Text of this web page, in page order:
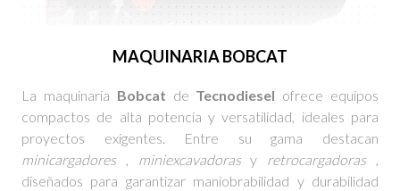
MAQUINARIA BOBCAT
La maquinaria Bobcat de Tecnodiesel ofrece equipos
compactos de alta potencia y versatilidad, ideales para
proyectos exigentes. Entre su gama destacan
minicargadores, miniexcavadorasy retrocargadoras,
diseñados para garantizar maniobrabilidad y durabilidad